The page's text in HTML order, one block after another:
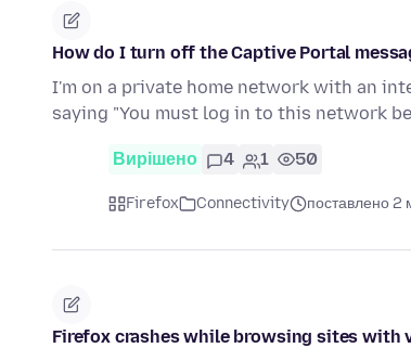
How do I turn off the Captive Portal
I'm on a private home network with an
saying "You must log in to this network
Вирішено 4 1 50
Firefox Connectivity поставлено 2
Firefox crashes while browsing sites with